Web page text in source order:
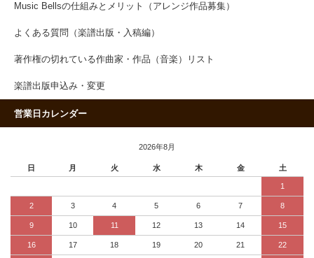
Music Bellsの仕組みとメリット（アレンジ作品募集）
よくある質問（楽譜出版・入稿編）
著作権の切れている作曲家・作品（音楽）リスト
楽譜出版申込み・変更
営業日カレンダー
2026年8月
日 月 火 水 木 金 土
1
2 3 4 5 6 7 8
9 10 11 12 13 14 15
16 17 18 19 20 21 22